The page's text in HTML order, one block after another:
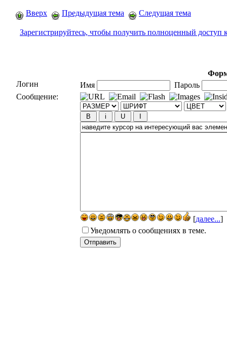
Вверх Предыдущая тема Следущая тема
Зарегистрируйтесь, чтобы получить полноценный доступ
Логин
Имя
Пароль
Сообщение:
[далее...]
Уведомлять о сообщениях в теме.